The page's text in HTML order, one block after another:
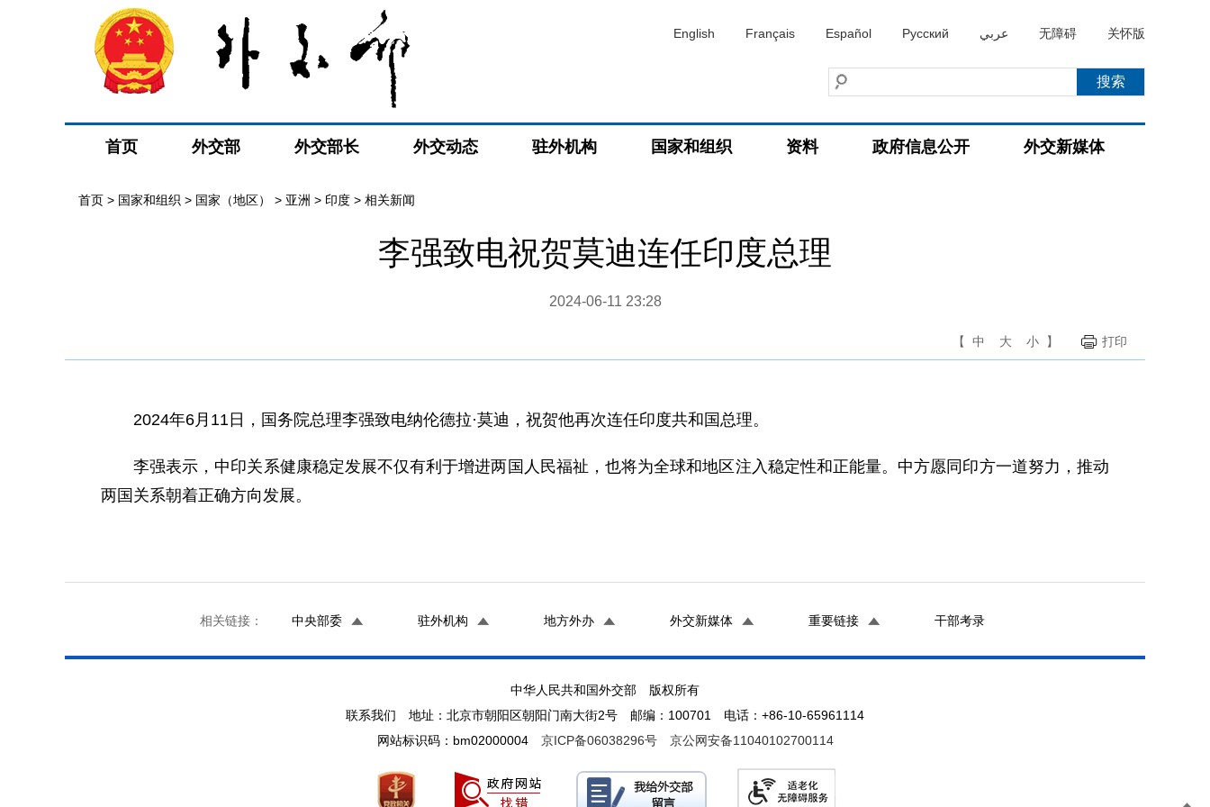
English Français Español Русский عربي 无障碍 关怀版
首页 外交部 外交部长 外交动态 驻外机构 国家和组织 资料 政府信息公开 外交新媒体
首页 > 国家和组织 > 国家（地区） > 亚洲 > 印度 > 相关新闻
李强致电祝贺莫迪连任印度总理
2024-06-11 23:28
【 中 大 小 】 打印
2024年6月11日，国务院总理李强致电纳伦德拉·莫迪，祝贺他再次连任印度共和国总理。
李强表示，中印关系健康稳定发展不仅有利于增进两国人民福祉，也将为全球和地区注入稳定性和正能量。中方愿同印方一道努力，推动
两国关系朝着正确方向发展。
相关链接： 中央部委 驻外机构 地方外办 外交新媒体 重要链接 干部考录
中华人民共和国外交部 版权所有
联系我们 地址：北京市朝阳区朝阳门南大街2号 邮编：100701 电话：+86-10-65961114
网站标识码：bm02000004 京ICP备06038296号 京公网安备11040102700114